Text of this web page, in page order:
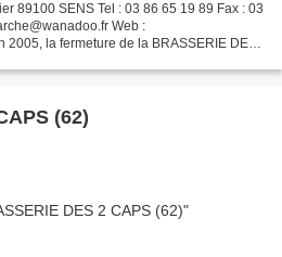
89100 SENS Tel : 03 86 65 19 89 Fax : 03
Web :
2005, la fermeture de la BRASSERIE DES
(62)